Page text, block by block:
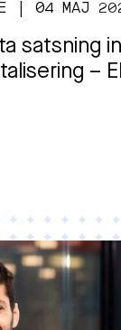
| 04 MAJ
satsning
–